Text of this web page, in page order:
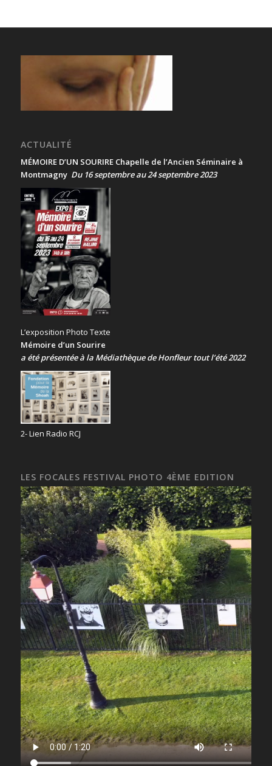
ACTUALITÉ
MÉMOIRE D’UN SOURIRE Chapelle de l’Ancien Séminaire à
Montmagny Du 16 septembre au 24 septembre 2023
L’exposition Photo Texte
Mémoire d’un Sourire
a été présentéeà la Médiathèque de Honfleur tout l’été 2022
2- Lien Radio RCJ
LES FOCALES FESTIVAL PHOTO 4ÈME EDITION